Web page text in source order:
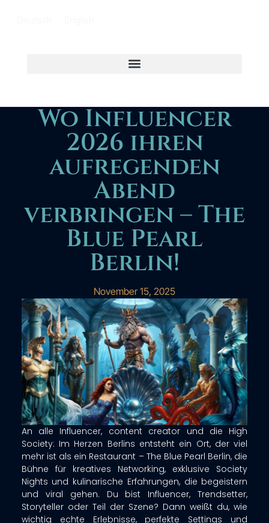
Wo Influencer
2026 ihren
aufregenden
Abend
verbringen – The
Blue Pearl
Berlin!
November 15, 2025
An alle Influencer, content creator und die High
Society: Im Herzen Berlins entsteht ein Ort, der viel
mehr ist als ein Restaurant – The Blue Pearl Berlin, die
Bühne für kreatives Networking, exklusive Society
Nights und kulinarische Erfahrungen, die begeistern
und viral gehen. Du bist Influencer, Trendsetter,
Storyteller oder Teil der Szene? Dann weißt du, wie
wichtig echte Erlebnisse, perfekte Settings und